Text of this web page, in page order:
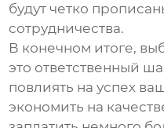
будут четко
сотрудничества.
В конечном итоге,
это ответственный
повлиять на успех
экономить на